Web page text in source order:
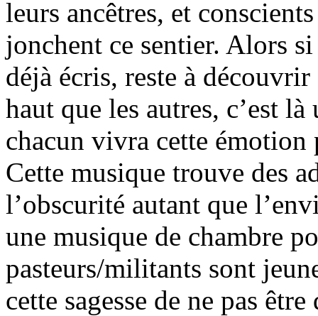
leurs ancêtres, et
jonchent ce sentier. Alors
déjà écris, reste à
haut que les autres, c’est
chacun vivra cette émotion
Cette musique trouve des
l’obscurité autant que
une musique de chambre
pasteurs/militants sont
cette sagesse de ne pas